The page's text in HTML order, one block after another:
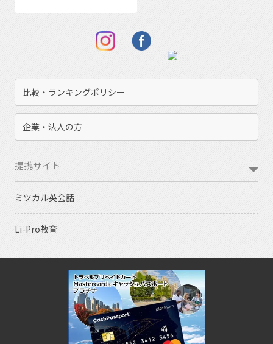
比較・ランキングポリシー
企業・法人の方
提携サイト
ミツカル英会話
Li-Pro教育